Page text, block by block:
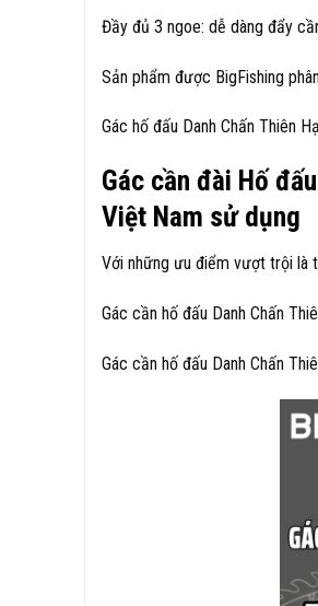
Đầy đủ 3 ngoe: dễ dàng đẩy
Sản phẩm được BigFishing
Gác hố đấu Danh Chấn Thiên
Gác cần đài Hố
Việt Nam sử dụng
Với những ưu điểm vượt trội là
Gác cần hố đấu Danh Chấn
Gác cần hố đấu Danh Chấn